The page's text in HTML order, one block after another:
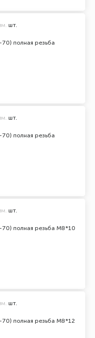
полная резьба
шт.
полная резьба
шт.
полная резьба М8*10
шт.
полная резьба М8*12
шт.